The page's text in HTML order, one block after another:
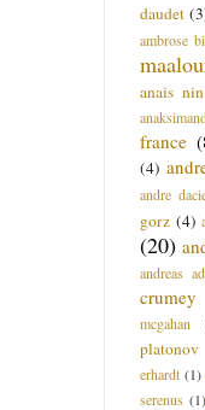
daudet
ambrose
anais nin
france
(4)
andre
gorz (4)
(20)
andreas
crumey
mcgahan
platonov
erhardt (1)
serenus (1)